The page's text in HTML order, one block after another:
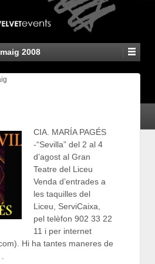
2008
CIA. MARÍA PAGÉS
-“Sevilla” del 2 al 4
d’agost al Gran
Teatre del Liceu
Venda d’entrades a
les taquilles del
Liceu, ServiCaixa,
pel telèfon 902 33 22
11 i per internet
Hi ha tantes maneres de